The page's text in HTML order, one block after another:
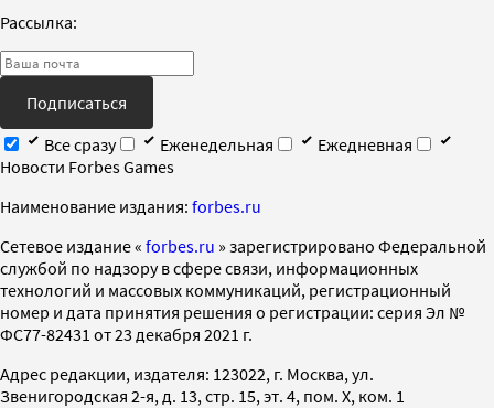
Рассылка:
Подписаться
Все сразу
Еженедельная
Ежедневная
Новости Forbes Games
Наименование издания: forbes.ru
Cетевое издание « forbes.ru » зарегистрировано Федеральной
службой по надзору в сфере связи, информационных
технологий и массовых коммуникаций, регистрационный
номер и дата принятия решения о регистрации: серия Эл №
ФС77-82431 от 23 декабря 2021 г.
Адрес редакции, издателя: 123022, г. Москва, ул.
Звенигородская 2-я, д. 13, стр. 15, эт. 4, пом. X, ком. 1